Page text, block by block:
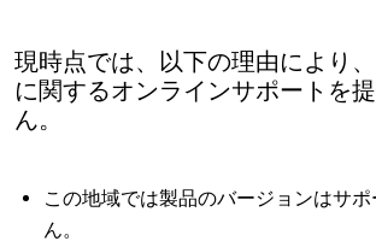
現時点では、以下の理由により
に関するオンラインサポートを
ん。
この地域では製品のバージョンはサ
ん。